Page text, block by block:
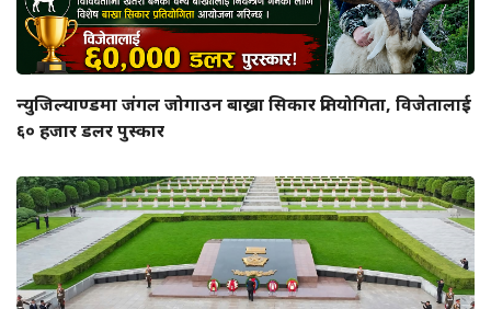
न्युजिल्याण्डमा जंगल जोगाउन बाख्रा सिकार प्रतियोगिता, विजेतालाई
६० हजार डलर पुस्कार